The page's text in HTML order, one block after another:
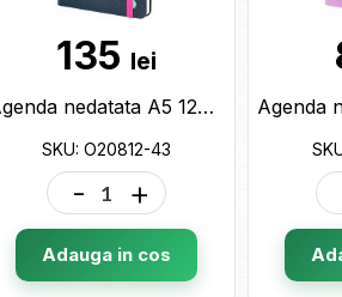
135 lei
Agenda nedatata A5 128 foi cu elastic Wish (cop.tare) linii O20812-43
SKU: O20812-43
- +
Adauga in cos